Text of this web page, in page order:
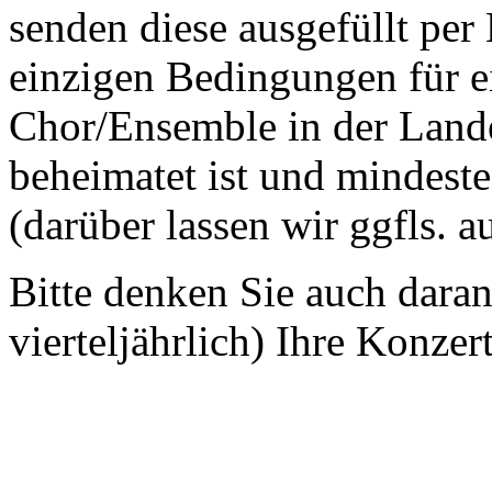
senden diese ausgefüllt
einzigen Bedingungen für
Chor/Ensemble in der
beheimatet ist und
(darüber lassen wir ggfls.
Bitte denken Sie auch
vierteljährlich) Ihre